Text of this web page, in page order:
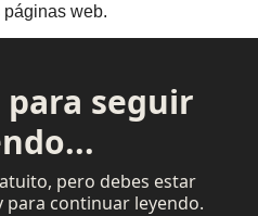
web.
seguir
pero debes estar
para continuar leyendo.